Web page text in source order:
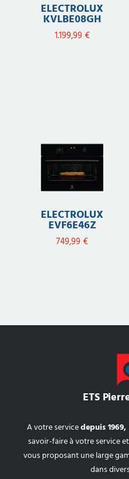
ELECTROLUX
KVLBE08GH
1.199,99 €
ELECTROLUX
EVF6E46Z
749,99 €
ETS
A votre servicedepuis 1969,
savoir-faire à votre service
vous proposant une large
dans